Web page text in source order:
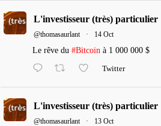
L'investisseur (très) particulier
@thomasaurlant · 14 Oct
Le rêve du #Bitcoin à 1 000 000 $
Twitter
L'investisseur (très) particulier
@thomasaurlant · 13 Oct